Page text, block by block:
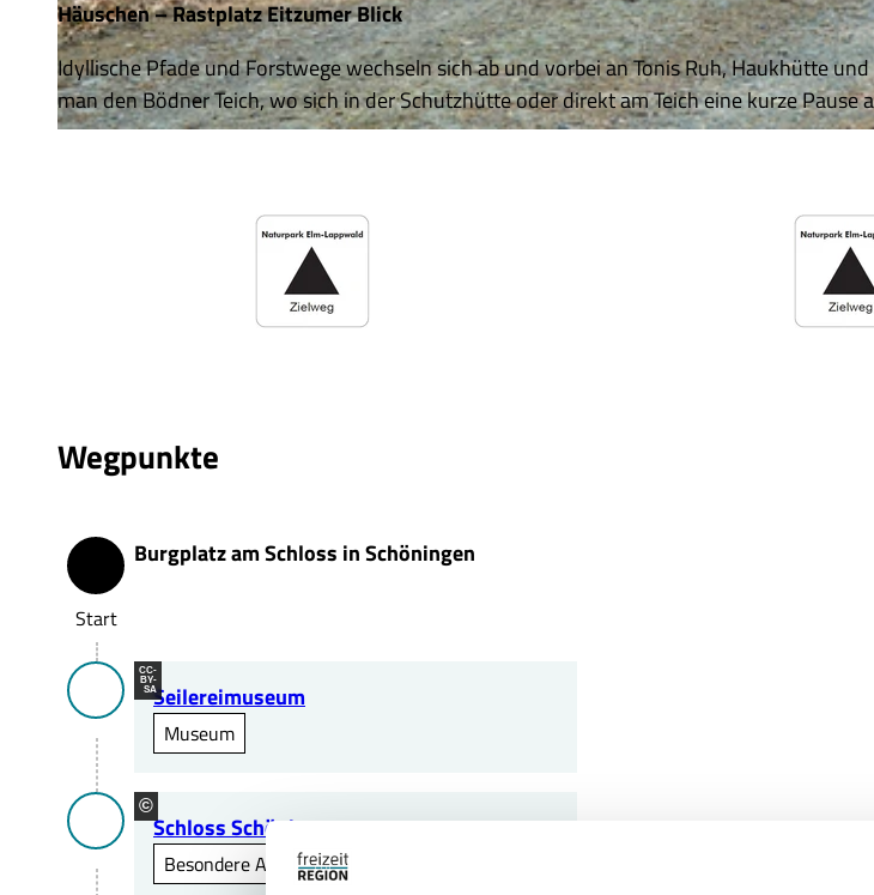
Häuschen – Rastplatz Eitzumer Blick
Idyllische Pfade und Forstwege wechseln sich ab und vorbei an Tonis Ruh, Haukhütte
man den Bödner Teich, wo sich in der Schutzhütte oder direkt am Teich eine kurze Pause
Wegpunkte
Start
Start
Burgplatz am Schloss in Schöningen
CC-
BY-
SASeilereimuseum
Museum
©
Schloss Schöningen
Besondere Aussicht